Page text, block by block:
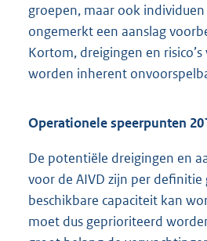
groepen, maar ook individuen
ongemerkt een aanslag
Kortom, dreigingen en
worden inherent
Operationele speerpunten
De potentiële dreigingen en
voor de AIVD zijn per
beschikbare capaciteit kan
moet dus geprioriteerd